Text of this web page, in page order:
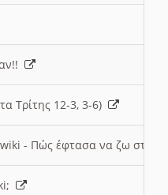
Τρίτης 12-3, 3-6)
wiki - Πώς έφτασα να ζω στην